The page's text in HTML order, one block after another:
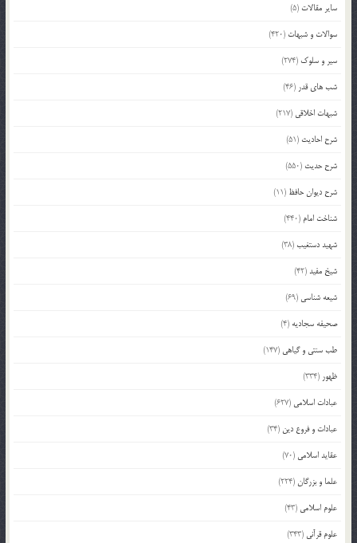
سایر مقالات (5)
سوالات و شبهات (420)
سیر و سلوک (274)
شب های قدر (46)
شبهات اخلاقی (217)
شرح احادیث (51)
شرح حدیث (550)
شرح دیوان حافظ (11)
شناخت امام (440)
شهید دستغیب(38)
شیخ مفید(42)
شیعه شناسی (69)
صحیفه سجادیه (4)
طب سنتی و گیاهی (147)
ظهور (334)
عبادات اسلامی (627)
عبادات و فروع دین (34)
عقاید اسلامی (70)
علما و بزرگان(224)
علوم اسلامی (43)
علوم قرآنی (343)